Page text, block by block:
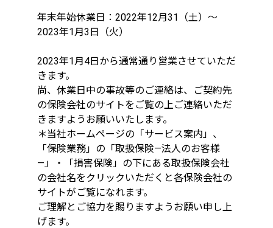
年末年始休業日：2022年12月31（土）～
2023年1月3日（火）
2023年1月4日から通常通り営業させていただ
きます。
尚、休業日中の事故等のご連絡は、ご契約先
の保険会社のサイトをご覧の上ご連絡いただ
きますようお願いいたします。
＊当社ホームページの「サービス案内」、
「保険業務」の「取扱保険―法人のお客様
―」・「損害保険」の下にある取扱保険会社
の会社名をクリックいただくと各保険会社の
サイトがご覧になれます。
ご理解とご協力を賜りますようお願い申し上
げます。